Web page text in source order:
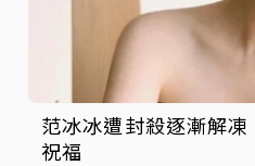
范冰冰遭封殺逐漸解
祝福